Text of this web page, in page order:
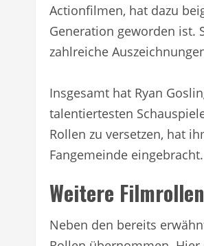
Actionfilmen, hat dazu
Generation geworden ist.
zahlreiche
Insgesamt hat Ryan
talentiertesten
Rollen zu versetzen, hat
Fangemeinde eingebracht.
Weitere Filmrollen
Neben den bereits